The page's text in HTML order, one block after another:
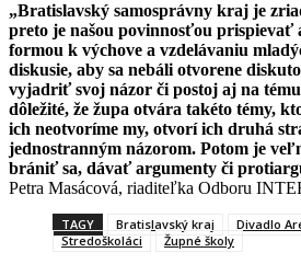
„Bratislavský samosprávny kraj je
preto je našou povinnosťou prispievať
formou k výchove a vzdelávaniu
diskusie, aby sa nebáli otvorene
vyjadriť svoj názor či postoj aj na
dôležité, že župa otvára takéto témy,
ich neotvoríme my, otvorí ich druhá
jednostranným názorom. Potom je
brániť sa, dávať argumenty či
Petra Masácová, riaditeľka Odboru
TAGY Bratislavský kraj Divadlo
Stredoškoláci
Župné školy